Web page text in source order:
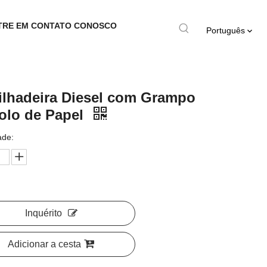
EM CONTATO CONOSCO Português
Diesel com Grampo
de Papel
Inquérito
Adicionar a cesta